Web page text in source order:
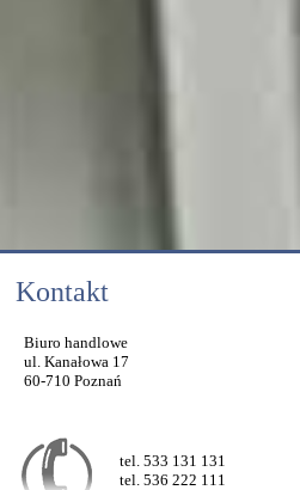
Kontakt
Biuro handlowe
ul. Kanałowa 17
60-710 Poznań
tel. 533 131 131
tel. 536 222 111